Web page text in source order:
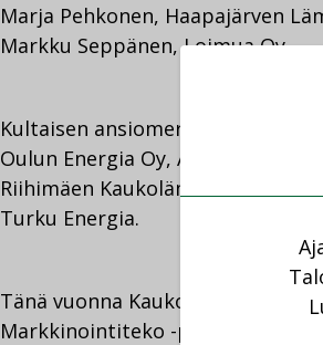
Marja Pehkonen, Haapajärven
Markku Seppänen, Loimua Oy.
Kultaisen ansiomerkin saivat
Oulun Energia Oy, Anita
Riihimäen Kaukolämpö Oy, Jari
Turku Energia.
Tänä vuonna
Markkinointiteko -palkinto